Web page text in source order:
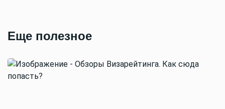
Еще полезное